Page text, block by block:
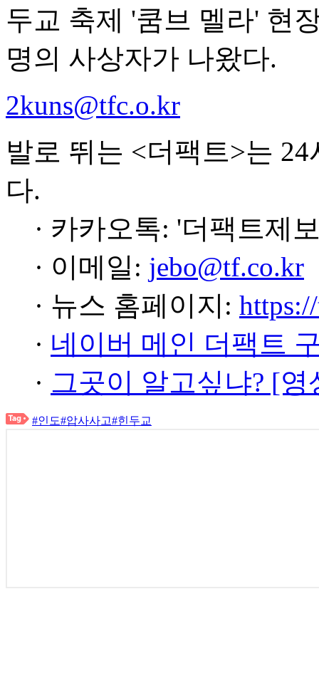
두교 축제 '쿰브 멜라' 현
명의 사상자가 나왔다.
2kuns@tfc.o.kr
발로 뛰는 <더팩트>는
다.
· 카카오톡: '더팩트제
· 이메일: jebo@tf.co.kr
· 뉴스 홈페이지:
· 네이버 메인 더팩트
· 그곳이 알고싶냐? [
#인도#압사사고#힌두교